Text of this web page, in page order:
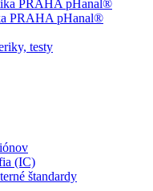
PRAHA pHanal®
PRAHA pHanal®
testy
(IC)
štandardy